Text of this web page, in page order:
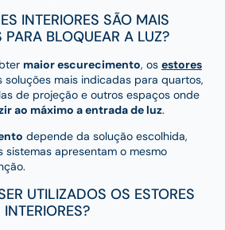
INTERIORES SÃO MAIS
BLOQUEAR A LUZ?
maior escurecimento, os estores
soluções mais indicadas para quartos,
de projeção e outros espaços onde
ao máximo a entrada de luz.
depende da solução escolhida,
sistemas apresentam o mesmo
UTILIZADOS OS ESTORES
INTERIORES?